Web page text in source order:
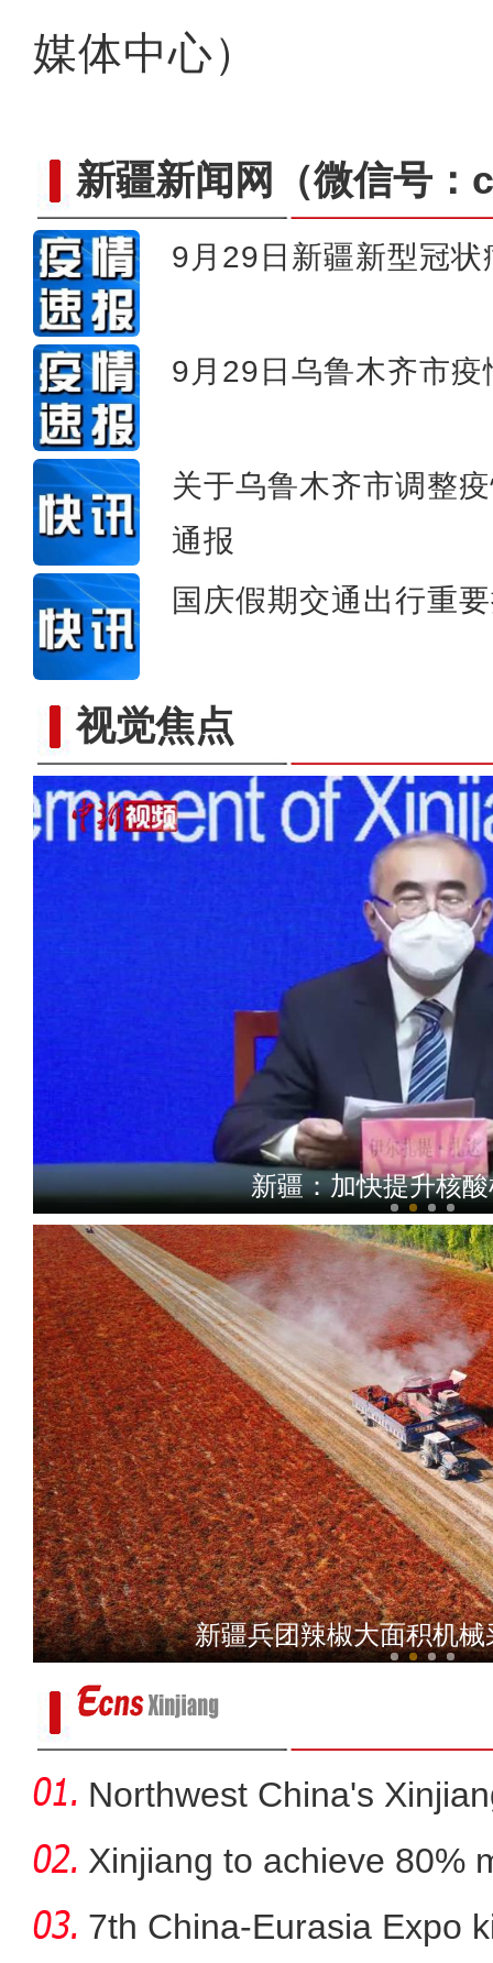
媒体中心）
新疆新闻网 （微信号
9月29日新疆新型冠
9月29日乌鲁木齐市
关于乌鲁木齐市调整
通报
国庆假期交通出行重
视觉焦点新疆昌吉市：朵朵棉
新疆：加快提升核
新疆：每日最大核酸检测能
新疆兵团辣椒大面积机
Northwest China's
Xinjiang to achieve 80%
in
7th China-Eurasia Expo